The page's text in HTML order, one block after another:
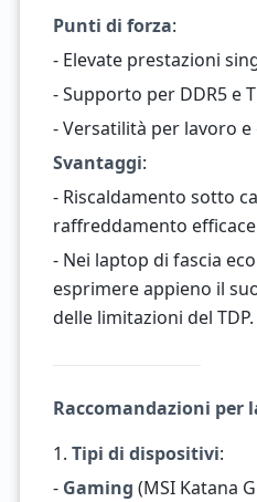
Punti di forza:
- Elevate prestazioni
- Supporto per DDR5 e
- Versatilità per lavoro e
Svantaggi:
- Riscaldamento sotto
raffreddamento
- Nei laptop di fascia
esprimere appieno il
delle limitazioni del TDP.
Raccomandazioni per
1. Tipi di dispositivi:
- Gaming (MSI Katana